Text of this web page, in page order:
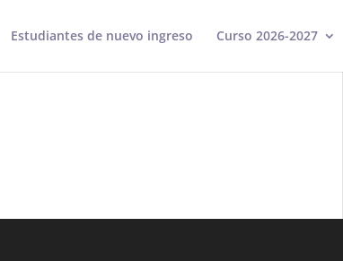
Estudiantes de nuevo ingreso Curso 2026-2027